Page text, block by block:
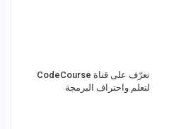
تعرّف على قناة CodeCourse
لتعلم واحتراف البرمجة